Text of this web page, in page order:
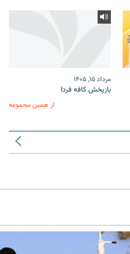
مرداد ۱۵, ۱۴۰۵
بازپخش کافه فردا
از همین مجموعه